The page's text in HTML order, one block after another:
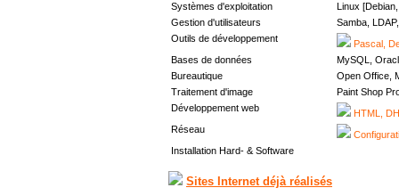
Systèmes d'exploitation
Linux
Gestion d'utilisateurs
Samba,
Outils de développement
Pascal,
Bases de données
MySQL,
Bureautique
Open Office,
Traitement d'image
Paint Shop
Développement web
HTML,
Réseau
Installation Hard- & Software
Sites Internet déjà réalisés